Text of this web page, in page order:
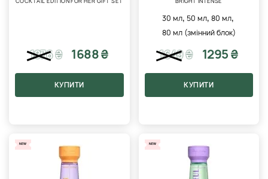
1876₴ 1688 ₴
КУПИТИ
30 мл, 50 мл, 80 мл,
80 мл (змінний блок)
1649₴ 1295 ₴
КУПИТИ
NEW NEW